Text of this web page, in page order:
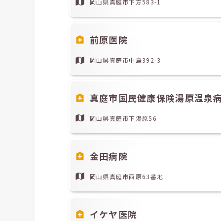
岡山県真庭市下方583-1
前原医院
岡山県真庭市中島392-3
真庭市国民健康保険湯原温泉
岡山県真庭市下湯原56
金田病院
岡山県真庭市西原63番地
イケヤ医院